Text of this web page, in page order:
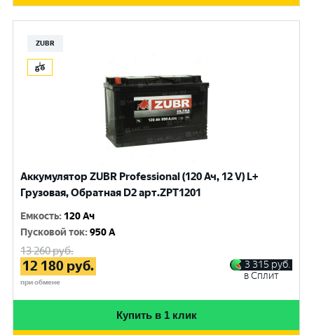
ZUBR
Аккумулятор ZUBR Professional (120 Ач, 12 V) L+
Грузовая, Обратная D2 арт.ZPT1201
Емкость: 120 Ач
Пусковой ток:950 A
13 260руб.
12 180 руб.
при обмене
3 315 руб.
в Сплит
Купить в 1 клик